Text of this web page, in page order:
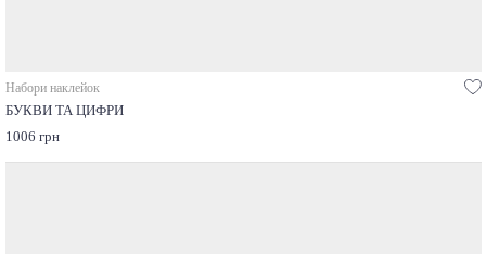
Набори наклейок
БУКВИ ТА ЦИФРИ
1006 грн